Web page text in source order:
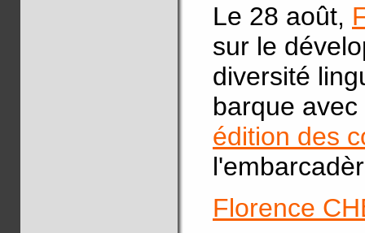
Le 28 août,
sur le
diversité
barque
édition des
Florence